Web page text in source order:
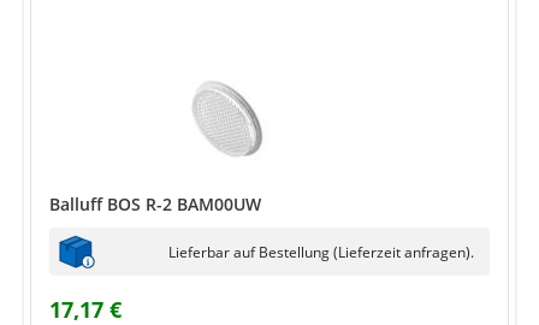
Balluff BOS R-2 BAM00UW
Lieferbar auf Bestellung (Lieferzeit anfragen).
17,17 €